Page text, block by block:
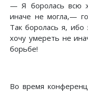
— Я боролась всю
иначе не могла,—
Так боролась я,
хочу умереть не
борьбе!
Во время